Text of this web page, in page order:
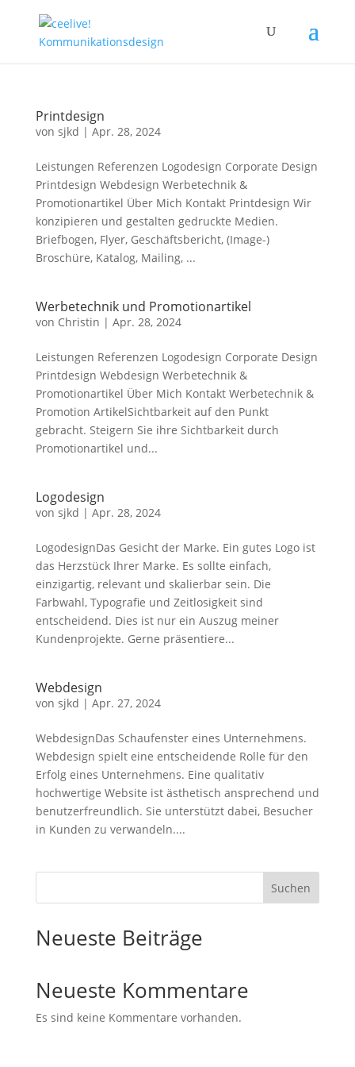
Printdesign
von sjkd | Apr. 28, 2024
Leistungen Referenzen Logodesign Corporate Design
Printdesign Webdesign Werbetechnik &
Promotionartikel Über Mich Kontakt Printdesign Wir
konzipieren und gestalten gedruckte Medien.
Briefbogen, Flyer, Geschäftsbericht, (Image-)
Broschüre, Katalog, Mailing, ...
Werbetechnik und Promotionartikel
von Christin | Apr. 28, 2024
Leistungen Referenzen Logodesign Corporate Design
Printdesign Webdesign Werbetechnik &
Promotionartikel Über Mich Kontakt Werbetechnik &
Promotion ArtikelSichtbarkeit auf den Punkt
gebracht. Steigern Sie ihre Sichtbarkeit durch
Promotionartikel und...
Logodesign
von sjkd | Apr. 28, 2024
LogodesignDas Gesicht der Marke. Ein gutes Logo ist
das Herzstück Ihrer Marke. Es sollte einfach,
einzigartig, relevant und skalierbar sein. Die
Farbwahl, Typografie und Zeitlosigkeit sind
entscheidend. Dies ist nur ein Auszug meiner
Kundenprojekte. Gerne präsentiere...
Webdesign
von sjkd | Apr. 27, 2024
WebdesignDas Schaufenster eines Unternehmens.
Webdesign spielt eine entscheidende Rolle für den
Erfolg eines Unternehmens. Eine qualitativ
hochwertige Website ist ästhetisch ansprechend und
benutzerfreundlich. Sie unterstützt dabei, Besucher
in Kunden zu verwandeln....
Suchen
Neueste Beiträge
Neueste Kommentare
Es sind keine Kommentare vorhanden.